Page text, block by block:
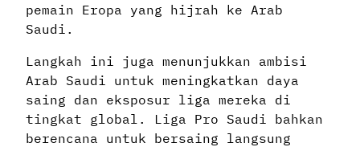
pemain Eropa yang hijrah ke Arab
Saudi.
Langkah ini juga menunjukkan ambisi
Arab Saudi untuk meningkatkan daya
saing dan eksposur liga mereka di
tingkat global. Liga Pro Saudi bahkan
berencana untuk bersaing langsung